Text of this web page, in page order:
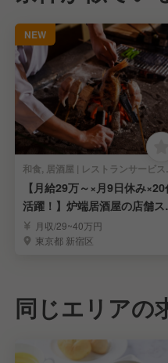
NEW
和食,
【月給29万～×月9日休み×20
活躍！】炉端居酒屋の店舗ス
ッフ募集！
月収/29~40万円
東京都 新宿区
同じエリアの